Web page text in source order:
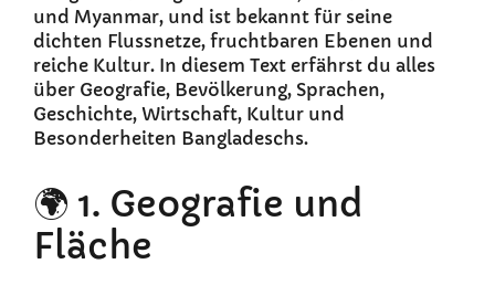
und Myanmar, und ist bekannt für seine
dichten Flussnetze, fruchtbaren Ebenen und
reiche Kultur. In diesem Text erfährst du alles
über Geografie, Bevölkerung, Sprachen,
Geschichte, Wirtschaft, Kultur und
Besonderheiten Bangladeschs.
🌍 1. Geografie und
Fläche